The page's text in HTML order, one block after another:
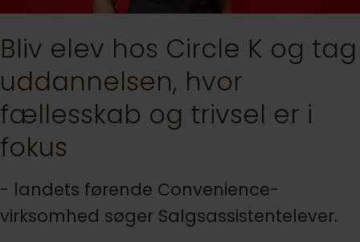
Bliv elev hos Circle K og tag
uddannelsen, hvor
fællesskab og trivsel er i
fokus
- landets førende Convenience-
virksomhed søger Salgsassistentelever.